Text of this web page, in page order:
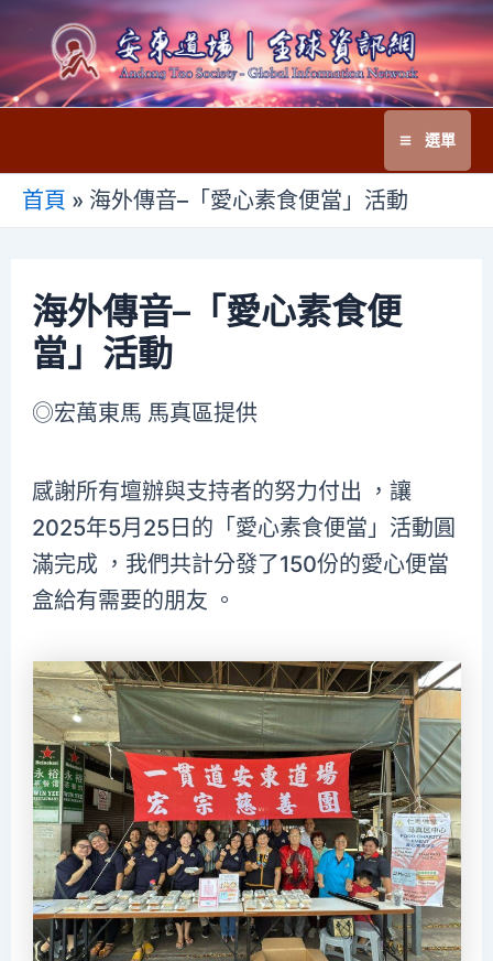
至
主
Main
選單
首頁 » 海外傳音–「愛心素食便當」活動
海外傳音–「愛心素食便
當」活動
◎宏萬東馬 馬真區提供
感謝所有壇辦與支持者的努力付出 ，讓
2025年5月25日的「愛心素食便當」活動圓
滿完成 ，我們共計分發了150份的愛心便當
盒給有需要的朋友 。